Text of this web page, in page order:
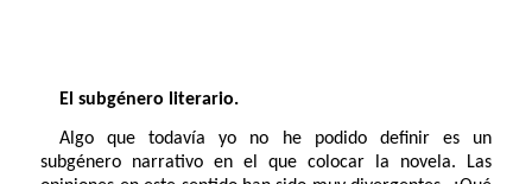
El subgénero literario.
Algo que todavía yo no he podido definir es un
subgénero narrativo en el que colocar la novela. Las